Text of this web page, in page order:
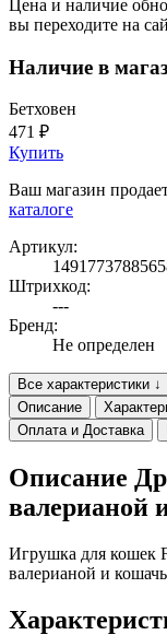
Цена и наличие
вы переходите на
Наличие в
Бетховен
471 ₽
Купить
Ваш магазин
каталоге
Артикул:
Штрихкод:
---
Бренд:
Не определен
Все характеристики ↓
Описание
Оплата и Доставка
Описание
валерианой
Игрушка для кошек
валерианой и